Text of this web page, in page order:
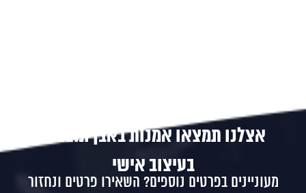
אצלנו תמצאו אמנות באבן ומצבות
בעיצוב אישי
מעוניינים בפרטים נוספים? השאירו פרטים ונחזור